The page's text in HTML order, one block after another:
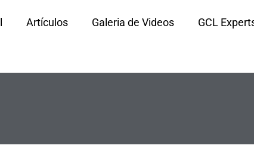
Artículos Galeria de Videos GCL